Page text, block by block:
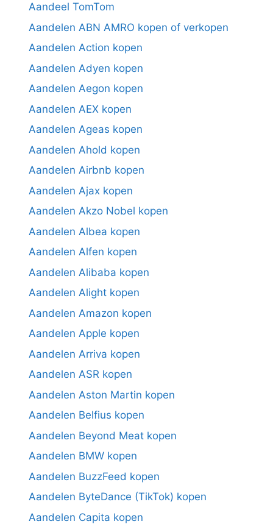
Aandeel TomTom
Aandelen ABN AMRO kopen of verkopen
Aandelen Action kopen
Aandelen Adyen kopen
Aandelen Aegon kopen
Aandelen AEX kopen
Aandelen Ageas kopen
Aandelen Ahold kopen
Aandelen Airbnb kopen
Aandelen Ajax kopen
Aandelen Akzo Nobel kopen
Aandelen Albea kopen
Aandelen Alfen kopen
Aandelen Alibaba kopen
Aandelen Alight kopen
Aandelen Amazon kopen
Aandelen Apple kopen
Aandelen Arriva kopen
Aandelen ASR kopen
Aandelen Aston Martin kopen
Aandelen Belfius kopen
Aandelen Beyond Meat kopen
Aandelen BMW kopen
Aandelen BuzzFeed kopen
Aandelen ByteDance (TikTok) kopen
Aandelen Capita kopen